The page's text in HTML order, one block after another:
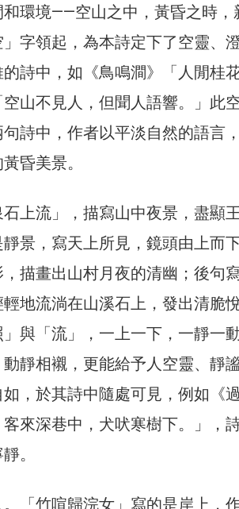
環境——空山之中，黃昏之時，
字領起，為本詩定下了空靈、澄
的詩中，如《鳥鳴澗》「人閒桂
山不見人，但聞人語響。」此
詩中，作者以平淡自然的語言
昏美景。
上流」，描寫山中夜景，盡顯
景，寫天上所見，鏡頭由上而
描畫出山村月夜的清幽；後句
地流淌在山溪石上，發出清脆
與「流」，一上一下，一靜一
靜相襯，更能給予人空靈、靜
，於其詩中隨處可見，例如《
來深巷中，犬吠寒樹下。」，
。
「竹喧歸浣女」寫的是岸上，